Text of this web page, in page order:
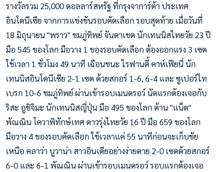
รางวัลรวม 25,000 ดอลลาร์สหรัฐ ที่กรุงจาการ์ต้า ประเทศ
อินโดนีเซีย จากการแข่งขันรอบคัดเลือก รอบสุดท้าย เมื่อวันที่
18 มิถุนายน "พราว" ชมภู่ทิพย์ จันดาเขต นักเทนนิสไทยวัย 23 ปี
มือ 545 ของโลก มือวาง 1 ของรอบคัดเลือก ต้องออกแรง 3 เซต
ใช้เวลา 1 ชั่วโมง 49 นาที เฉือนชนะ ไรฟานตี้ คาห์เฟียนี่ นัก
เทนนิสอินโดนีเซีย 2-1 เซต ด้วยสกอร์ 1-6, 6-4 และ ซูเปอร์ไท
เบรก 10-6 ชมภู่ทิพย์ ผ่านเข้ารอบเมนดรอว์ นัดแรกต้องเจอกับ
ริสะ อูชิจิมะ นักเทนนิสญี่ปุ่น มือ 495 ของโลก ด้าน "แน็ต"
พัณณิน โควาพิทักษ์เทศ ดาวรุ่งไทยวัย 16 ปี มือ 659 ของโลก
มือวาง 4 ของรอบคัดเลือก ใช้เวลาแค่ 55 นาทีก่อนจะเก็บชัย
เหนือ คลาว่า บูวาน่า สาวอินเดียอย่างง่ายดาย 2-0 เซตด้วยสกอร์
6-0 และ 6-1 พัณณิน ผ่านเข้ารอบเมนดรอว์ รอบแรกต้องเจอ